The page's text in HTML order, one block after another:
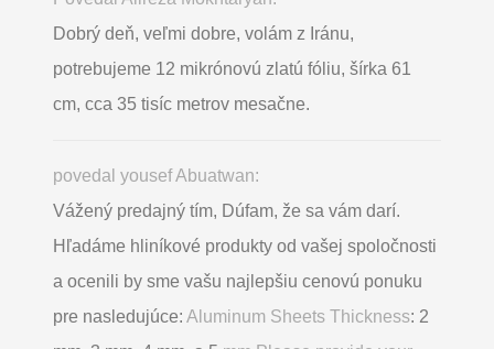
Dobrý deň, veľmi dobre, volám z Iránu,
potrebujeme 12 mikrónovú zlatú fóliu, šírka 61
cm, cca 35 tisíc metrov mesačne.
povedal yousef Abuatwan:
Vážený predajný tím, Dúfam, že sa vám darí.
Hľadáme hliníkové produkty od vašej spoločnosti
a ocenili by sme vašu najlepšiu cenovú ponuku
pre nasledujúce: Aluminum Sheets Thickness: 2